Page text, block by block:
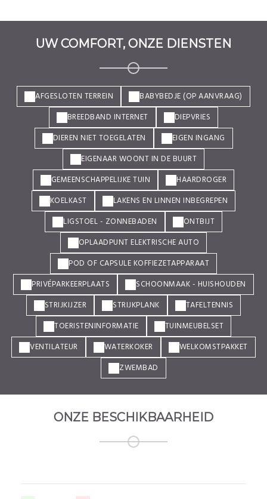
UW COMFORT, ONZE DIENSTEN
AFGESLOTEN TERREIN
BABYBEDJE (OP AANVRAAG)
BREEDBAND INTERNET
DIEPVRIES
DIEREN NIET TOEGELATEN
EIGEN INGANG
EIGENAAR WOONT IN DE BUURT
GEMEENSCHAPPELIJKE TUIN
HAARDROGER
KOELKAST
LAKENS EN LINNEN INBEGREPEN
LIGSTOEL - ZONNEBADEN
ONTBIJT
OPLAADPUNT ELEKTRISCHE AUTO
POD OF CAPSULE KOFFIEZETAPPARAAT
PRIVÉPARKEERPLAATS
SCHOONMAAK - HUISHOUDEN
STRIJKIJZER
STRIJKPLANK
TAFELTENNIS
TOERISTENINFORMATIE
TUINMEUBELSET
VENTILATEUR
WATERKOKER
WELKOMSTPAKKET
ZWEMBAD
ONZE BESCHIKBAARHEID